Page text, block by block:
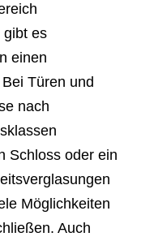
gibt es
einen
Türen und
nach
Schloss oder ein
Möglichkeiten
Auch